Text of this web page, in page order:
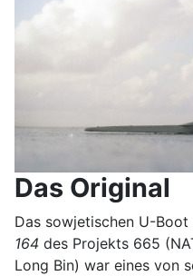
Das Original
Das sowjetischen U-
164 des Projekts 665
Long Bin) war eines von